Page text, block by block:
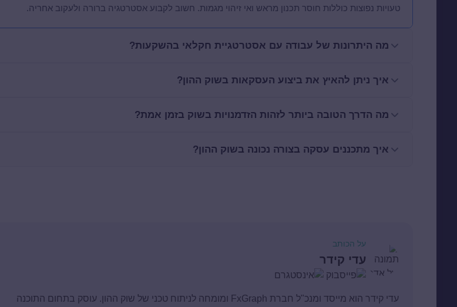
טעויות נפוצות כוללות חוסר תכנון מראש ואי זיהוי מגמות. חשוב לקבוע אסטרטגיה ברורה ולעקוב אחריה.
מה היתרונות של עבודה עם אסטרטגיית חקלאי בהשקעות?
איך ניתן להאיץ את ביצוע העסקאות בשוק ההון?
מה הדרך הטובה ביותר לזהות הזדמנויות בשוק בזמן אמת?
איך מתכננים עסקה בצורה נכונה בשוק ההון?
על הכותב
עדי קידר
עדי קידר הוא מייסד ומנכ"ל חברת FxGraph ומומחה לניתוח טכני של שוק ההון. עוסק בתחום התוכנה